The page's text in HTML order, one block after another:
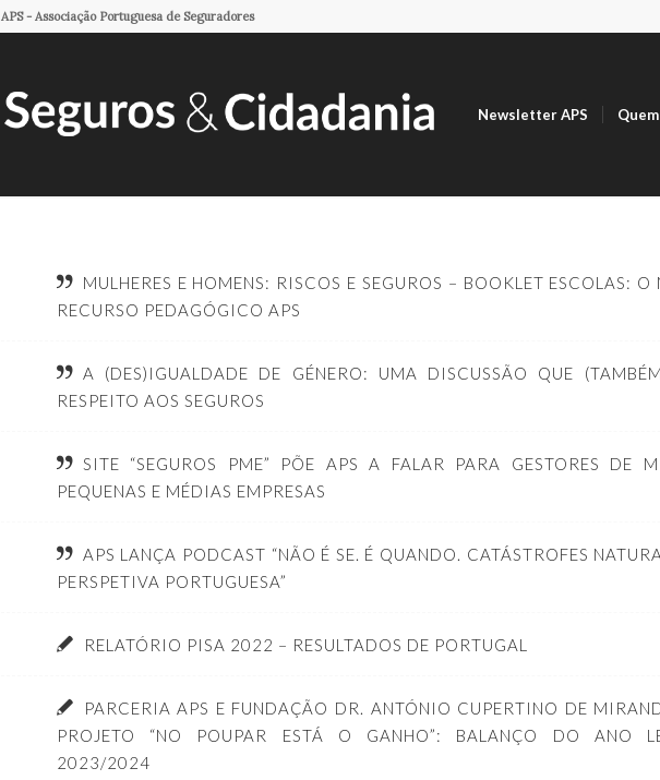
APS - Associação Portuguesa de Seguradores
Newsletter APS
MULHERES E HOMENS: RISCOS E SEGUROS – BOOKLET ESCOLAS: O
RECURSO PEDAGÓGICO APS
A (DES)IGUALDADE DE GÉNERO: UMA DISCUSSÃO QUE
RESPEITO AOS SEGUROS
SITE “SEGUROS PME” PÕE APS A FALAR PARA GESTORES DE
PEQUENAS E MÉDIAS EMPRESAS
APS LANÇA PODCAST “NÃO É SE. É QUANDO. CATÁSTROFES
PERSPETIVA PORTUGUESA”
RELATÓRIO PISA 2022 – RESULTADOS DE PORTUGAL
PARCERIA APS E FUNDAÇÃO DR. ANTÓNIO CUPERTINO DE
PROJETO “NO POUPAR ESTÁ O GANHO”: BALANÇO DO ANO
2023/2024